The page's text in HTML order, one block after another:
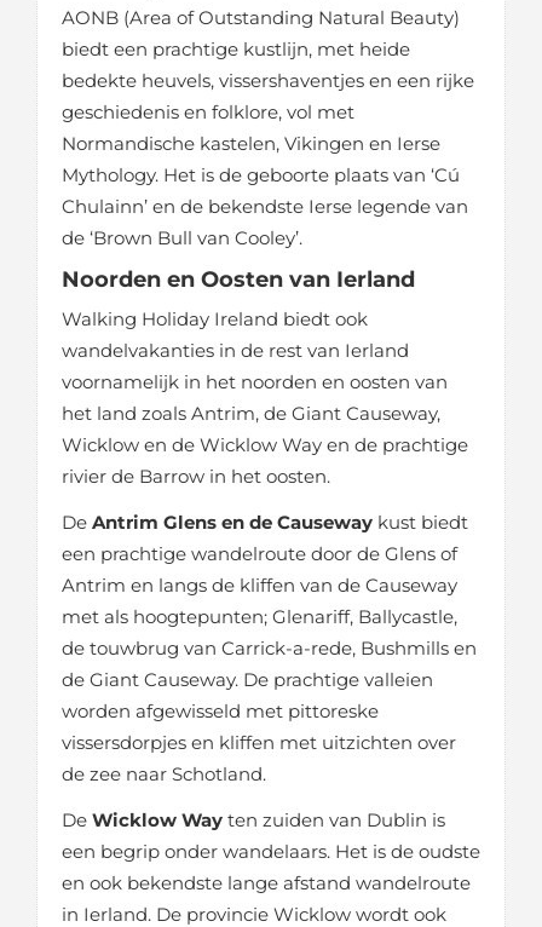
AONB (Area of Outstanding Natural Beauty)
biedt een prachtige kustlijn, met heide
bedekte heuvels, vissershaventjes en een rijke
geschiedenis en folklore, vol met
Normandische kastelen, Vikingen en Ierse
Mythology. Het is de geboorte plaats van ‘Cú
Chulainn’ en de bekendste Ierse legende van
de ‘Brown Bull van Cooley’.
Noorden en Oosten van Ierland
Walking Holiday Ireland biedt ook
wandelvakanties in de rest van Ierland
voornamelijk in het noorden en oosten van
het land zoals Antrim, de Giant Causeway,
Wicklow en de Wicklow Way en de prachtige
rivier de Barrow in het oosten.
De Antrim Glens en de Causeway kust biedt
een prachtige wandelroute door de Glens of
Antrim en langs de kliffen van de Causeway
met als hoogtepunten; Glenariff, Ballycastle,
de touwbrug van Carrick-a-rede, Bushmills en
de Giant Causeway. De prachtige valleien
worden afgewisseld met pittoreske
vissersdorpjes en kliffen met uitzichten over
de zee naar Schotland.
De Wicklow Way ten zuiden van Dublin is
een begrip onder wandelaars. Het is de oudste
en ook bekendste lange afstand wandelroute
in Ierland. De provincie Wicklow wordt ook